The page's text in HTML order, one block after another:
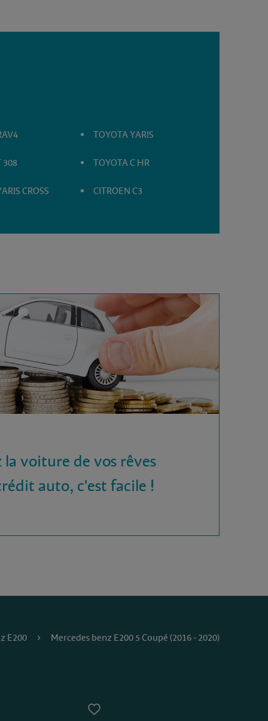
308
CROSS
TOYOTA YARIS
TOYOTA C HR
CITROEN C3
la voiture de vos rêves
auto, c'est facile !
E200 Mercedes benz E200 5 Coupé (2016 - 2020)